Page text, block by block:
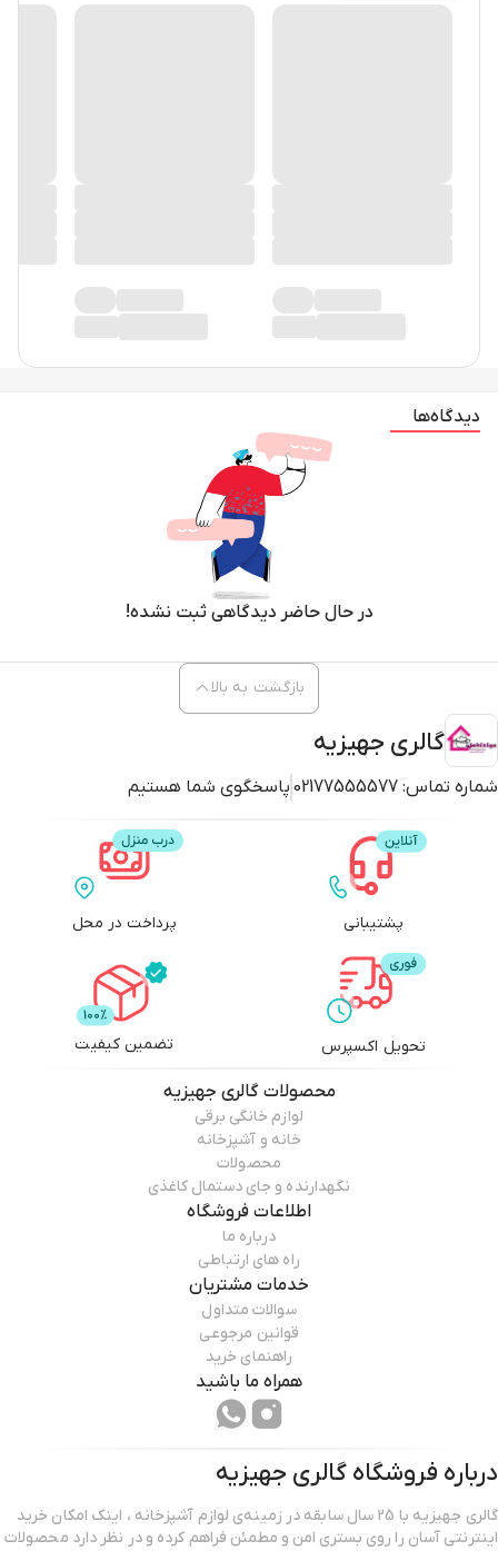
دیدگاه‌ها
در حال حاضر دیدگاهی ثبت نشده!
گالری جهیزیه
شماره تماس: 02177555577 پاسخگوی شما هستیم
بازگشت به بالا
پشتیبانی پرداخت در محل
تحویل اکسپرس تضمین کیفیت
محصولاتگالری جهیزیه
لوازم خانگی برقی
خانه و آشپزخانه
محصولات
نگهدارنده و جای دستمال کاغذی
اطلاعات فروشگاه
درباره ما
راه های ارتباطی
خدمات مشتریان
سوالات متداول
قوانین مرجوعی
راهنمای خرید
همراه ما باشید
درباره فروشگاه گالری جهیزیه
گالری جهیزیه با 25 سال سابقه در زمینه‌ی لوازم آشپزخانه ، اینک امکان خرید
اینترنتی آسان را روی بستری امن و مطمئن فراهم کرده و در نظر دارد محصولات